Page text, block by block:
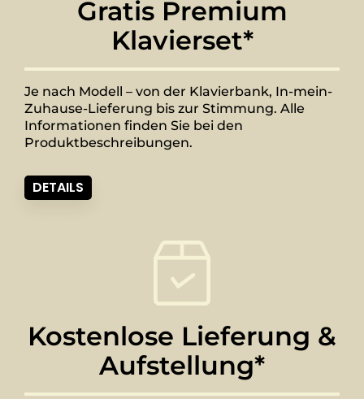
Gratis Premium
Klavierset*
Je nach Modell – von der Klavierbank, In-mein-
Zuhause-Lieferung bis zur Stimmung. Alle
Informationen finden Sie bei den
Produktbeschreibungen.
DETAILS
Kostenlose Lieferung &
Aufstellung*